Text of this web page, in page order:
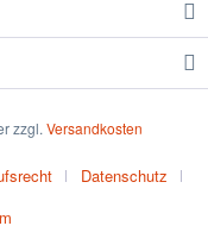
zzgl. Versandkosten
Datenschutz